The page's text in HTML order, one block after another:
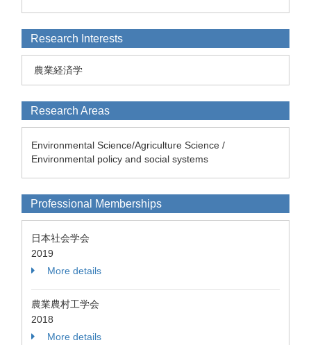
Research Interests
農業経済学
Research Areas
Environmental Science/Agriculture Science /
Environmental policy and social systems
Professional Memberships
日本社会学会
2019
More details
農業農村工学会
2018
More details